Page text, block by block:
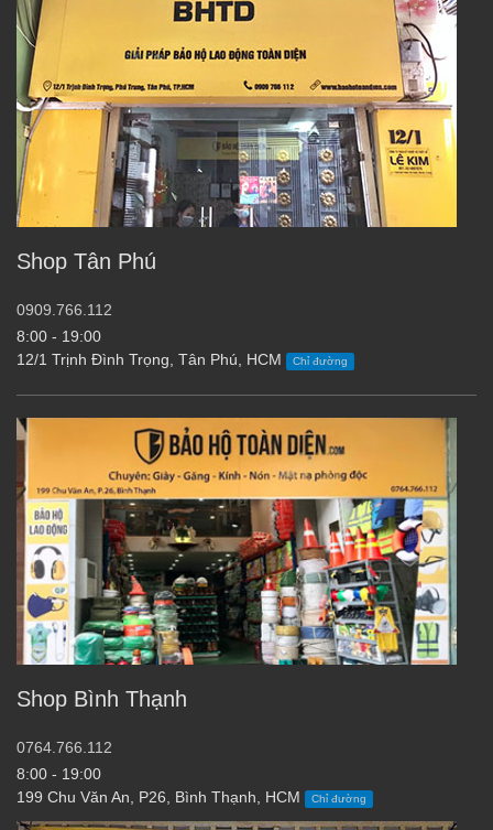
Shop Tân Phú
0909.766.112
8:00 - 19:00
12/1 Trịnh Đình Trọng, Tân Phú, HCM
Chỉ đường
Shop Bình Thạnh
0764.766.112
8:00 - 19:00
199 Chu Văn An, P26, Bình Thạnh, HCM
Chỉ đường